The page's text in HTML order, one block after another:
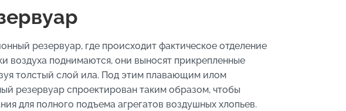
резервуар, где происходит фактическое отделение
воздуха поднимаются, они выносят прикрепленные
толстый слой ила. Под этим плавающим илом
резервуар спроектирован таким образом, чтобы
для полного подъема агрегатов воздушных хлопьев.